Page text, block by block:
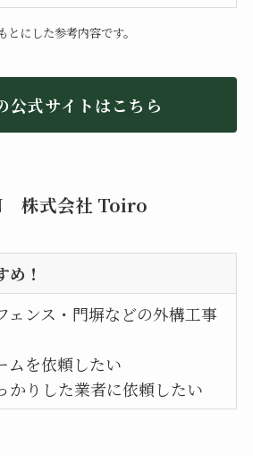
にした参考内容です。
公式サイトはこちら
株式会社 Toiro
め！
ェンス・門塀などの外構工事
ムを依頼したい
かりした業者に依頼したい